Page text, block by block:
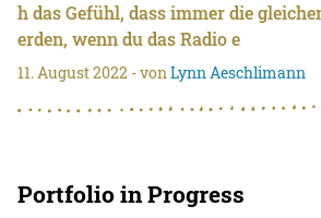
h das Gefühl, dass immer die
erden, wenn du das Radio e
11. August 2022 - vonLynn Aeschlimann
Portfolio in Progress